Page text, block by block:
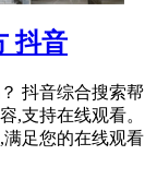
抖音
抖音综合搜索帮
,支持在线观看。
足您的在线观看